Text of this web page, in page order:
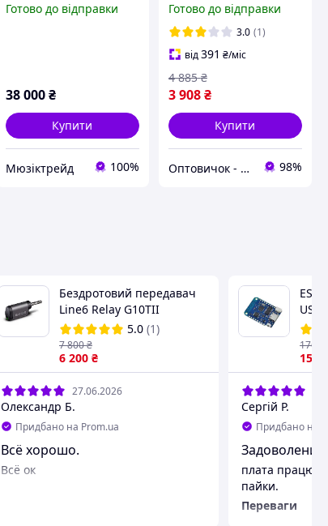
(Band Gw) Б/У
Готово до відправки
38 000 ₴
Купити
Мюзіктрейд 100%
Готово до відправки
3.0 (1)
від391 ₴/міс
3 908₴
4 885 ₴
Купити
Оптовичок - Одеса 98%
Бездротовий передавач
Line6 Relay G10TII
5.0 (1)
6 200 ₴
7 800₴
27.06.2026
Олександр Б.
Придбано на Prom.ua
Всё хорошо.
Всё ок
USB
158
176
Сергій Р.
Придбано на
Задоволений
плата працює,
пайки.
Переваги